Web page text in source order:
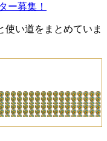
ー募集！
使い道をまとめていま